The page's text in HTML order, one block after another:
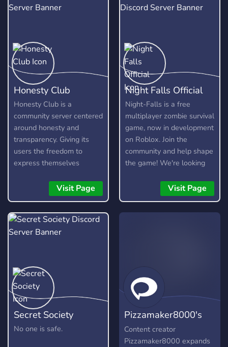
Honesty Club
Honesty Club is a
community server centered
around honesty and
transparency. Giving its
users the freedom to
express themselves
they are respectful and
kind about it. It is not a
free pass to be rude or
toxic, and any form of it
will not be tolerated.
Visit Page
Night Falls Official
Night-Falls is a free
multiplayer zombie survival
game, now in development
on Roblox. Join the
community and help shape
the game! We're looking
artists, and developers.
Visit Page
Secret Society
No one is safe.
Pizzamaker8000's
Content Hub
Content creator
Pizzamaker8000 expands